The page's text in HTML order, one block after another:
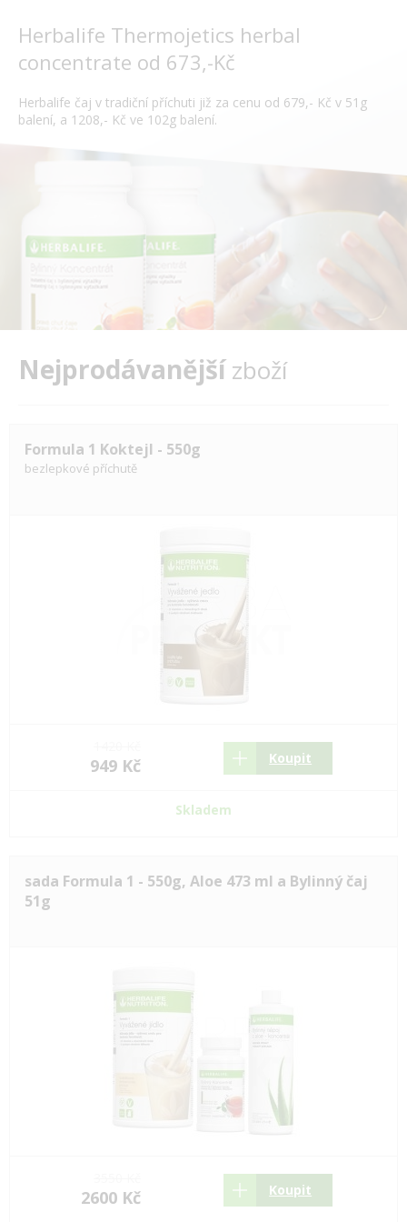
Herbalife Thermojetics herbal
concentrate od 673,-Kč
Herbalife čaj v tradiční příchuti již za cenu od 679,- Kč v 51g
balení, a 1208,- Kč ve 102g balení.
Nejprodávanějšízboží
Formula 1 Koktejl - 550g
bezlepkové příchutě
949 Kč Koupit
Skladem
sada Formula 1 - 550g, Aloe 473 ml a Bylinný čaj
51g
2600 Kč Koupit